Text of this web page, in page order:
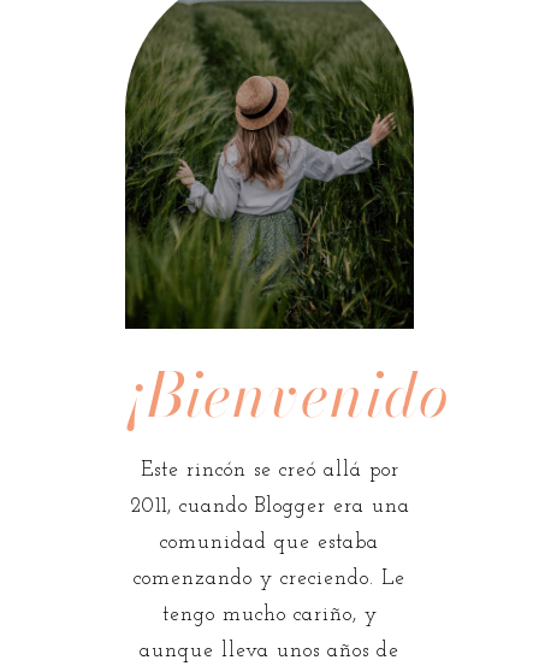
¡Bienvenidos!
Este rincón se creó allá por
2011, cuando Blogger era una
comunidad que estaba
comenzando y creciendo. Le
tengo mucho cariño, y
aunque lleva unos años de